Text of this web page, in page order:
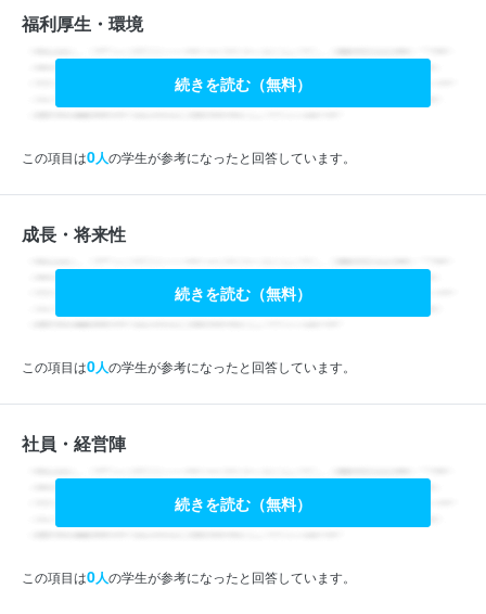
福利厚生・環境
続きを読む（無料）
この項目は0人の学生が参考になったと回答しています。
成長・将来性
続きを読む（無料）
この項目は0人の学生が参考になったと回答しています。
社員・経営陣
続きを読む（無料）
この項目は0人の学生が参考になったと回答しています。